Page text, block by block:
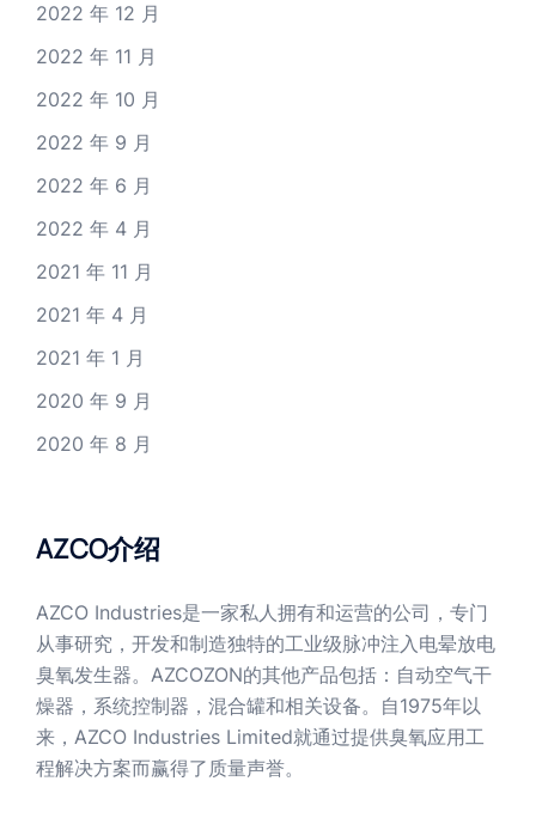
2022 年 12 月
2022 年 11 月
2022 年 10 月
2022 年 9 月
2022 年 6 月
2022 年 4 月
2021 年 11 月
2021 年 4 月
2021 年 1 月
2020 年 9 月
2020 年 8 月
AZCO介绍
AZCO Industries是一家私人拥有和运营的公司，专门
从事研究，开发和制造独特的工业级脉冲注入电晕放电
臭氧发生器。AZCOZON的其他产品包括：自动空气干
燥器，系统控制器，混合罐和相关设备。自1975年以
来，AZCO Industries Limited就通过提供臭氧应用工
程解决方案而赢得了质量声誉。